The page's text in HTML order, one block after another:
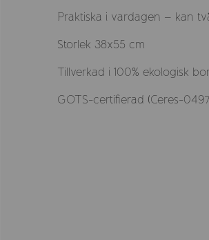
Praktiska i vardagen – kan
Storlek 38x55 cm
Tillverkad i 100% ekologisk
GOTS-certifierad (Ceres-